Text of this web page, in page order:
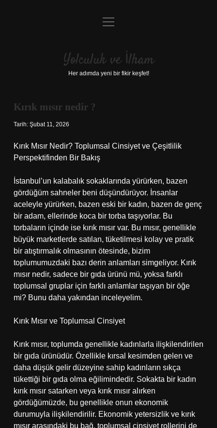
Anasayfa
Yasal Uyarı
menüyü
Yolculuk ve İlham
Her adımda yeni bir fikir keşfet!
Kırık mısır nedir ?
Tarih: Şubat 11, 2026
Kırık Mısır Nedir? Toplumsal Cinsiyet ve Çeşitlilik
Perspektifinden Bir Bakış
İstanbul’un kalabalık sokaklarında yürürken, bazen
gördüğüm sahneler beni düşündürüyor. İnsanlar
aceleyle yürürken, bazen eski bir kadın, bazen de genç
bir adam, ellerinde koca bir torba taşıyorlar. Bu
torbaların içinde ise kırık mısır var. Bu mısır, genellikle
büyük marketlerde satılan, tüketilmesi kolay ve pratik
bir atıştırmalık olmasının ötesinde, bizim
toplumumuzdaki bazı derin anlamları simgeliyor. Kırık
mısır nedir, sadece bir gıda ürünü mü, yoksa farklı
toplumsal gruplar için farklı anlamlar taşıyan bir öğe
mi? Bunu daha yakından inceleyelim.
Kırık Mısır ve Toplumsal Cinsiyet
Kırık mısır, toplumda genellikle kadınlarla ilişkilendirilen
bir gıda ürünüdür. Özellikle kırsal kesimden gelen ve
daha düşük gelir düzeyine sahip kadınların sıkça
tükettiği bir gıda olma eğilimindedir. Sokakta bir kadın
kırık mısır satarken veya kırık mısır alırken
gördüğümüzde, bu genellikle onun ekonomik
durumuyla ilişkilendirilir. Ekonomik yetersizlik ve kırık
mısır arasındaki bu bağ, toplumsal cinsiyet rollerini de